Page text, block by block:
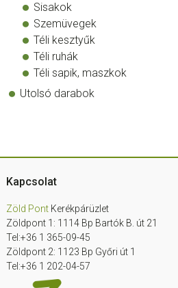
Sisakok
Szemüvegek
Téli kesztyűk
Téli ruhák
Téli sapik, maszkok
Utolsó darabok
Footer
Kapcsolat
Zöld PontKerékpárüzlet
Zöldpont 1: 1114 Bp Bartók B. út 21
Tel:+36 1 365-09-45
Zöldpont 2: 1123 Bp Győri út 1
Tel:+36 1 202-04-57